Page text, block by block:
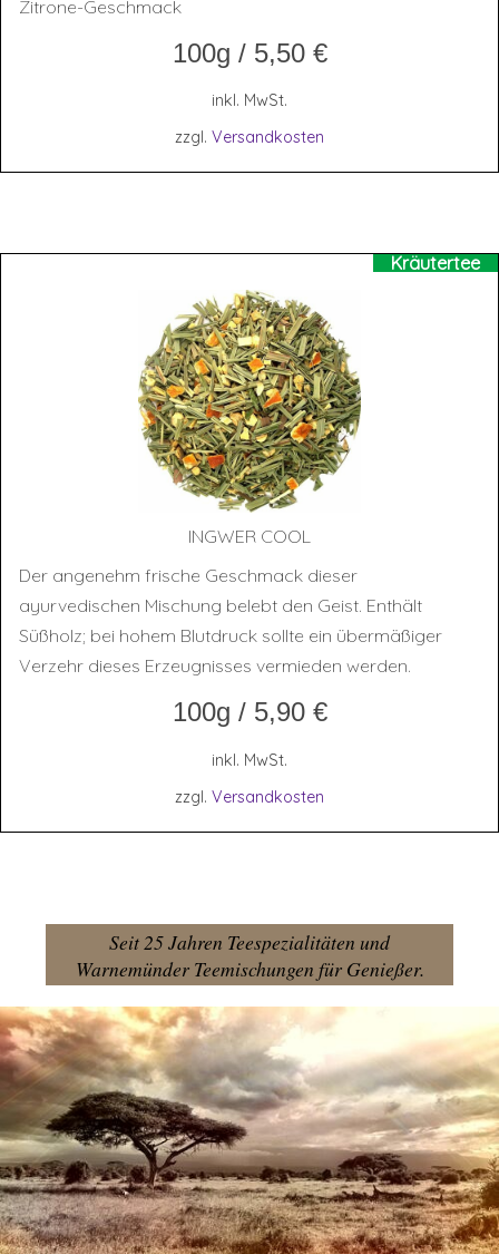
Zitrone-Geschmack
100g / 5,50 €
inkl. MwSt.
zzgl. Versandkosten
Kräutertee
ING­WER COOL
Der angenehm frische Geschmack dieser
ayurvedischen Mischung belebt den Geist. Enthält
Süßholz; bei hohem Blutdruck sollte ein übermäßiger
Verzehr dieses Erzeugnisses vermieden werden.
100g / 5,90 €
inkl. MwSt.
zzgl. Versandkosten
Seit 25 Jahren Teespezialitäten und
Warnemünder Teemischungen für Genießer.